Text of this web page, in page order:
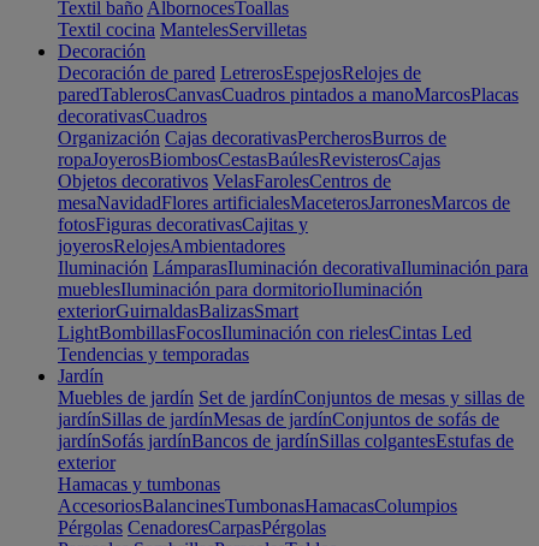
Textil baño AlbornocesToallas
Textil cocina MantelesServilletas
Decoración
Decoración de pared LetrerosEspejosRelojes de
paredTablerosCanvasCuadros pintados a manoMarcosPlacas
decorativasCuadros
Organización Cajas decorativasPercherosBurros de
ropaJoyerosBiombosCestasBaúlesRevisterosCajas
Objetos decorativos VelasFarolesCentros de
mesaNavidadFlores artificialesMaceterosJarronesMarcos de
fotosFiguras decorativasCajitas y
joyerosRelojesAmbientadores
Iluminación LámparasIluminación decorativaIluminación para
mueblesIluminación para dormitorioIluminación
exteriorGuirnaldasBalizasSmart
LightBombillasFocosIluminación con rielesCintas Led
Tendencias y temporadas
Jardín
Muebles de jardín Set de jardínConjuntos de mesas y sillas de
jardínSillas de jardínMesas de jardínConjuntos de sofás de
jardínSofás jardínBancos de jardínSillas colgantesEstufas de
exterior
Hamacas y tumbonas
AccesoriosBalancinesTumbonasHamacasColumpios
Pérgolas CenadoresCarpasPérgolas